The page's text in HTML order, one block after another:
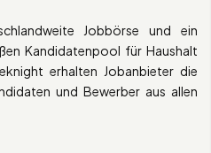
Jobbörse und ein
Kandidatenpool für Haushalt
erhalten Jobanbieter die
und Bewerber aus allen